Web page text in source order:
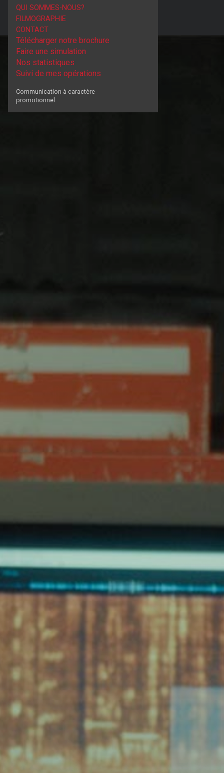
Télécharger notre brochure
Faire une simulation
Nos statistiques
Suivi de mes opérations
Communication à caractère
promotionnel
QUI SOMMES-NOUS?
FILMOGRAPHIE
CONTACT